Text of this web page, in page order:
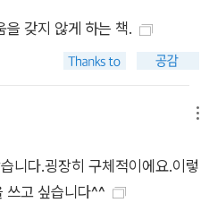
을 갖지 않게 하는 책.
니다.굉장히 구체적이에요.이렇
쓰고 싶습니다^^